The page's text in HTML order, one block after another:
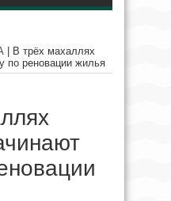
В трёх махаллях
по реновации жилья